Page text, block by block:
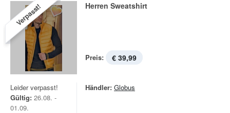
Verpasst! Herren Sweatshirt
Preis: € 39,99
Leider verpasst!
Gültig: 26.08. -
01.09.
Händler: Globus